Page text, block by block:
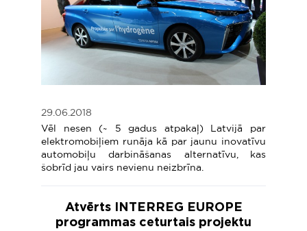
29.06.2018
Vēl nesen (~ 5 gadus atpakaļ) Latvijā par
elektromobiļiem runāja kā par jaunu inovatīvu
automobiļu darbināšanas alternatīvu, kas
šobrīd jau vairs nevienu neizbrīna.
Atvērts INTERREG EUROPE
programmas ceturtais projektu